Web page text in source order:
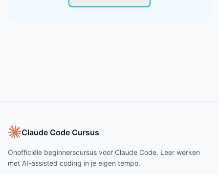
Claude Code Cursus
Onofficiële beginnerscursus voor Claude Code. Leer werken
met AI-assisted coding in je eigen tempo.